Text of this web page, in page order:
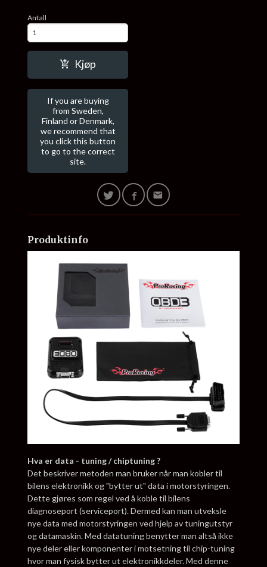
Antall
Kjøp
If you are buying
from Sweden,
Finland or Denmark,
we recommend that
you click this button
to go to the correct
site.
Produktinfo
Hva er data - tuning / chiptuning ?
Det beskriver metoden man bruker når man kobler til
bilens elektronikk og "bytter ut" data i motorstyringen.
Dette gjøres som regel ved å koble til bilens
diagnoseport (serviceport). Dermed kan man utveksle
nye data med motorstyringen ved hjelp av tuningutstyr
og datamaskin. Med datatuning benytter man altså ikke
nye deler eller komponenter i motsetning til chip-tuning
hvor man fysisk bytter ut elektronikkdeler. Med denne